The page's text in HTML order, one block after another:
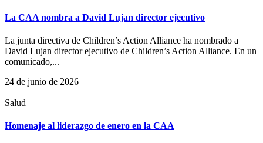
La CAA nombra a David Lujan director ejecutivo
La junta directiva de Children’s Action Alliance ha nombrado a
David Lujan director ejecutivo de Children’s Action Alliance. En un
comunicado,...
24 de junio de 2026
Salud
Homenaje al liderazgo de enero en la CAA